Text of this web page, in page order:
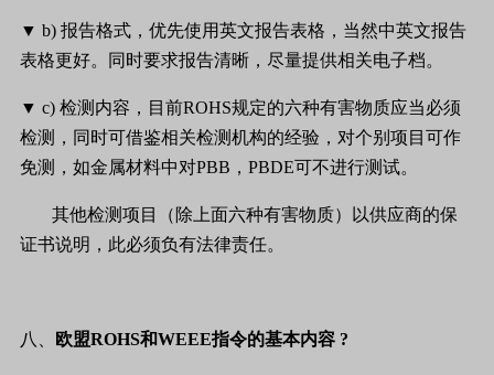
▼ b) 报告格式，优先使用英文报告表格，当然中英文报告
表格更好。同时要求报告清晰，尽量提供相关电子档。
▼ c) 检测内容，目前ROHS规定的六种有害物质应当必须
检测，同时可借鉴相关检测机构的经验，对个别项目可作
免测，如金属材料中对PBB ， PBDE可不进行测试。
其他检测项目（除上面六种有害物质）以供应商的保
证书说明，此必须负有法律责任。
八、 欧盟ROHS和WEEE指令的基本内容 ?